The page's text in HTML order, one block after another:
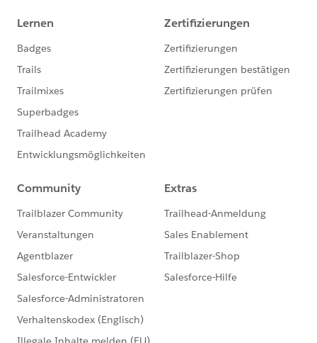
https://trailhead.salesforce.com/ja/trailblazerco
mmunity/code-of-conduct